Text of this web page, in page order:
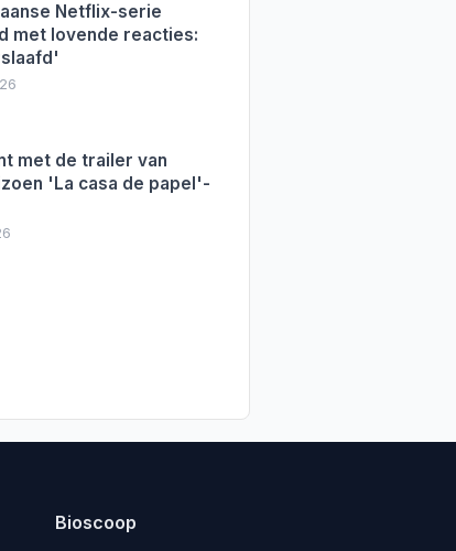
Netflix-serie
met lovende reacties:
met de trailer van
'La casa de papel'-
Bioscoop